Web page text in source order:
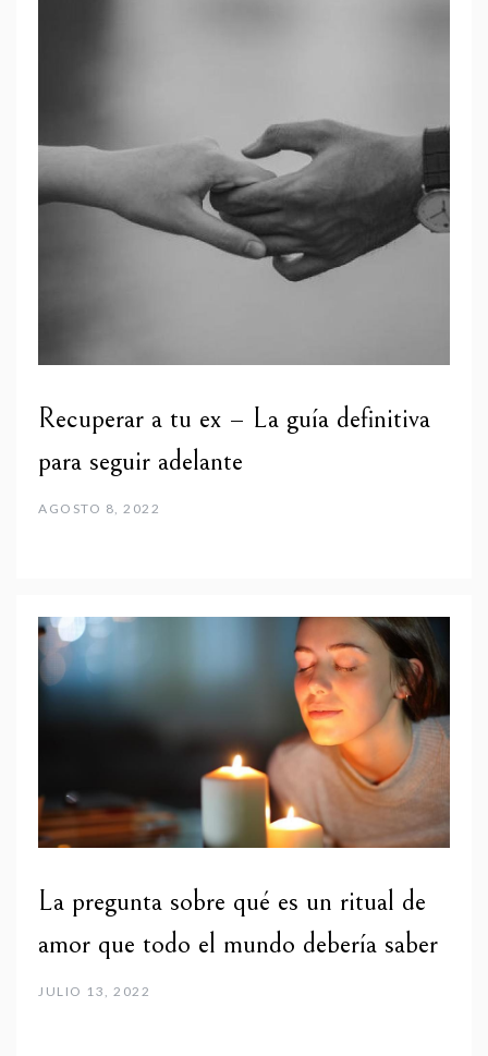
Recuperar a tu ex – La guía definitiva
para seguir adelante
AGOSTO 8, 2022
La pregunta sobre qué es un ritual de
amor que todo el mundo debería saber
JULIO 13, 2022